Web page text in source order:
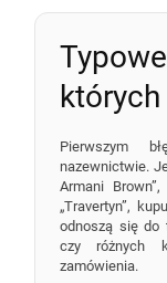
Pierwszym
nazewnictwie.
Armani
„Travertyn”,
odnoszą się do
czy różnych
zamówienia.